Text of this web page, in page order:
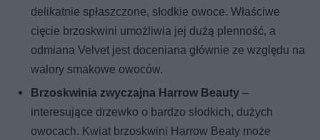
delikatnie spłaszczone, słodkie owoce. Właściwe
cięcie brzoskwini umożliwia jej dużą plenność, a
odmiana Velvet jest doceniana głównie ze względu na
walory smakowe owoców.
Brzoskwinia zwyczajna Harrow Beauty –
interesujące drzewko o bardzo słodkich, dużych
owocach. Kwiat brzoskwini Harrow Beaty może